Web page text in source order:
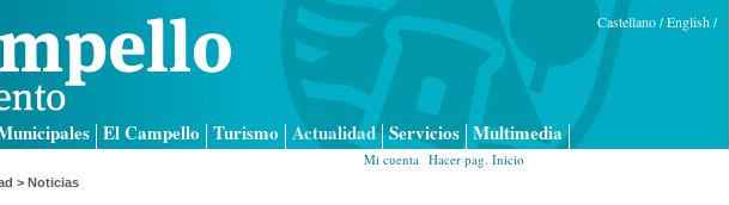
Castellano / English /
El Campello Turismo Actualidad Servicios Multimedia
Mi cuenta Hacer pag. Inicio
> Noticias